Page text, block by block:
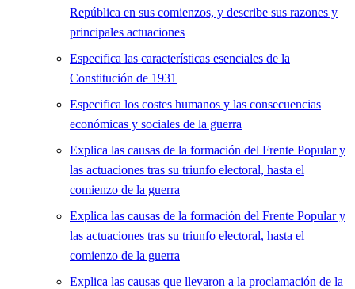
República en sus comienzos, y describe sus razones y
principales actuaciones
Especifica las características esenciales de la
Constitución de 1931
Especifica los costes humanos y las consecuencias
económicas y sociales de la guerra
Explica las causas de la formación del Frente Popular y
las actuaciones tras su triunfo electoral, hasta el
comienzo de la guerra
Explica las causas de la formación del Frente Popular y
las actuaciones tras su triunfo electoral, hasta el
comienzo de la guerra
Explica las causas que llevaron a la proclamación de la